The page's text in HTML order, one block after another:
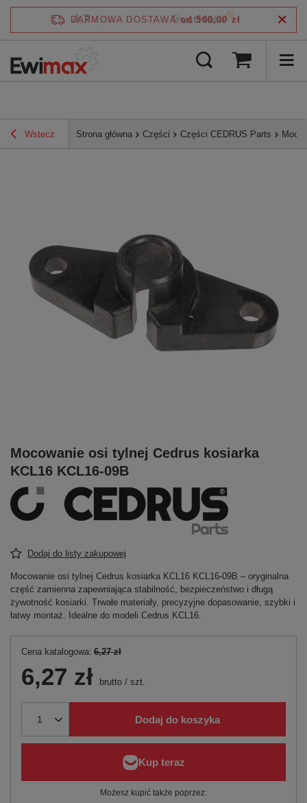
DARMOWA DOSTAWA od 500,00 zł
Wstecz Strona główna Części Części CEDRUS Parts
Mocowanie osi tylnej Cedrus kosiarka
KCL16 KCL16-09B
Dodaj do listy zakupowej
Mocowanie osi tylnej Cedrus kosiarka KCL16 KCL16-09B – oryginalna
część zamienna zapewniająca stabilność, bezpieczeństwo i długą
żywotność kosiarki. Trwałe materiały, precyzyjne dopasowanie, szybki i
łatwy montaż. Idealne do modeli Cedrus KCL16.
Cena katalogowa: 6,27 zł
6,27 zł brutto / szt.
Dodaj do koszyka
Możesz kupić także poprzez:
4.7/5 zweryfikowane przez